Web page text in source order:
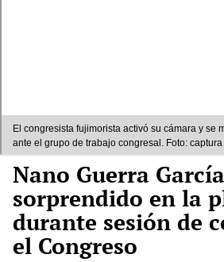
El congresista fujimorista activó su cámara y se
ante el grupo de trabajo congresal. Foto:
Nano Guerra
sorprendido en la
durante sesión de
el Congreso